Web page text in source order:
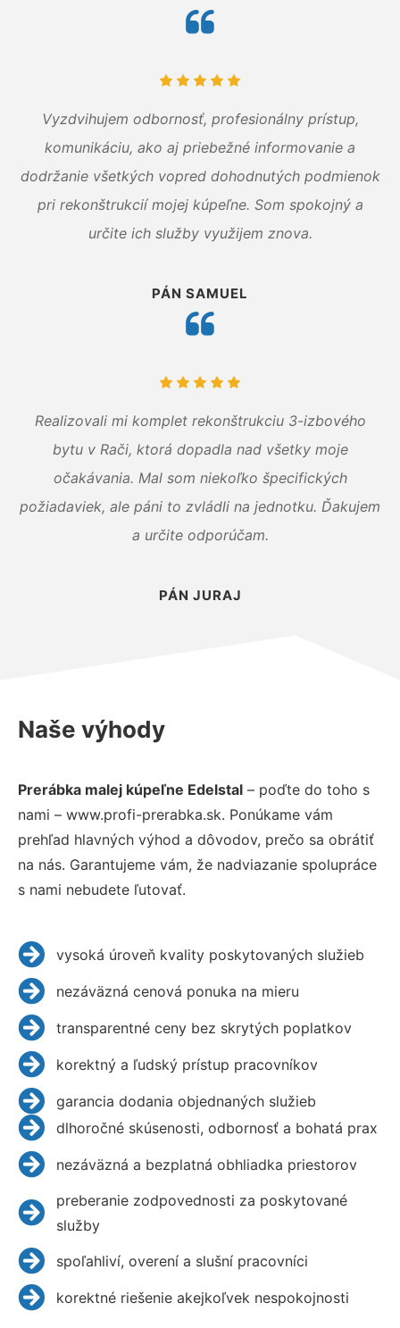
Vyzdvihujem odbornosť, profesionálny prístup,
komunikáciu, ako aj priebežné informovanie a
dodržanie všetkých vopred dohodnutých podmienok
pri rekonštrukcií mojej kúpeľne. Som spokojný a
určite ich služby využijem znova.
PÁN SAMUEL
Realizovali mi komplet rekonštrukciu 3-izbového
bytu v Rači, ktorá dopadla nad všetky moje
očakávania. Mal som niekoľko špecifických
požiadaviek, ale páni to zvládli na jednotku. Ďakujem
a určite odporúčam.
PÁN JURAJ
Naše výhody
Prerábka malej kúpeľne Edelstal – poďte do toho s
nami – www.profi-prerabka.sk. Ponúkame vám
prehľad hlavných výhod a dôvodov, prečo sa obrátiť
na nás. Garantujeme vám, že nadviazanie spolupráce
s nami nebudete ľutovať.
vysoká úroveň kvality poskytovaných služieb
nezáväzná cenová ponuka na mieru
transparentné ceny bez skrytých poplatkov
korektný a ľudský prístup pracovníkov
garancia dodania objednaných služieb
dlhoročné skúsenosti, odbornosť a bohatá prax
nezáväzná a bezplatná obhliadka priestorov
preberanie zodpovednosti za poskytované
služby
spoľahliví, overení a slušní pracovníci
korektné riešenie akejkoľvek nespokojnosti